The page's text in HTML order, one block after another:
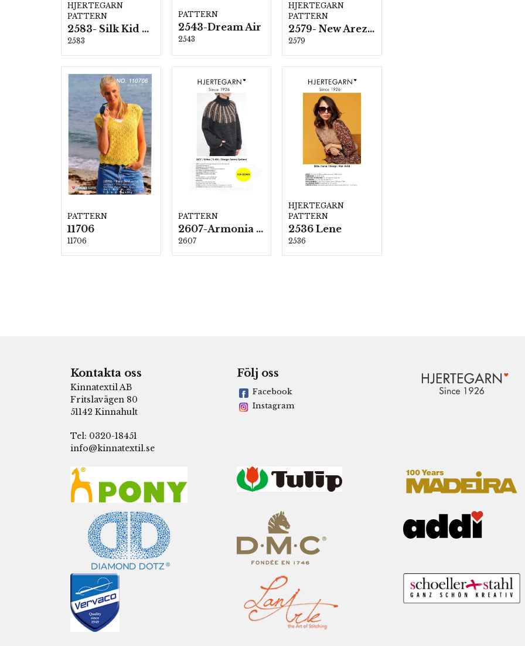
HJERTEGARN
PATTERN
2583- Silk Kid Mohair
2583
PATTERN
2543-Dream Air
2543
HJERTEGARN
PATTERN
2579- New Arezzo
2579
PATTERN
11706
11706
PATTERN
2607-Armonia och Alpaca 400
2607
HJERTEGARN
PATTERN
2536 Lene
2536
Kontakta oss
Kinnatextil AB
Fritslavägen 80
51142 Kinnahult
Tel: 0320-18451
info@kinnatextil.se
Följ oss
Facebook
Instagram